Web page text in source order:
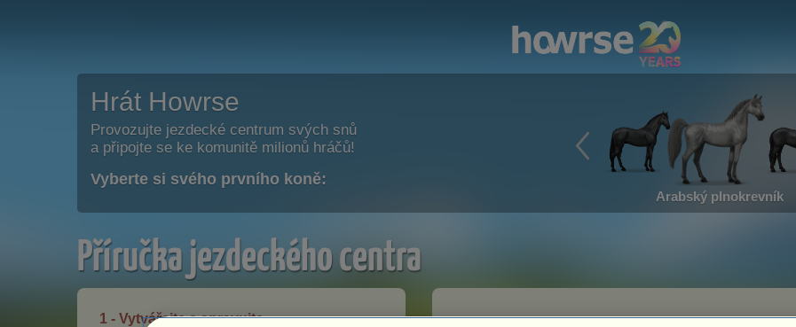
Hrát Howrse
Provozujte jezdecké centrum svých snů
a připojte se ke komunitě milionů hráčů!
Vyberte si svého prvního koně:
Arabský plnokrevník
Příručka jezdeckého centra
1 - Vytvářejte a spravujte